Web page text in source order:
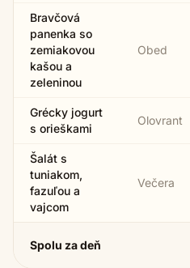
Bravčová
panenka so
zemiakovou
kašou a
zeleninou
Obed
Grécky jogurt
s orieškami
Olovrant
Šalát s
tuniakom,
fazuľou a
vajcom
Večera
Spolu za deň